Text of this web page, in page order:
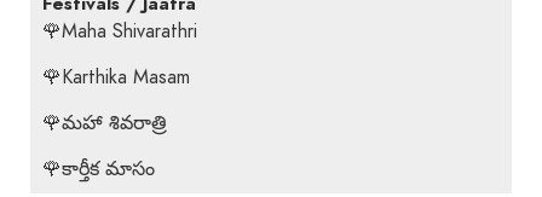
🌹Maha Shivarathri
🌹Karthika Masam
🌹మహా శివరాత్రి
🌹కార్తీక మాసం